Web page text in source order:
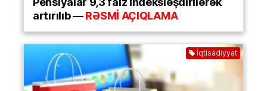
artırılıb —RƏSMİ AÇIQLAMA
İqtisadiyyat